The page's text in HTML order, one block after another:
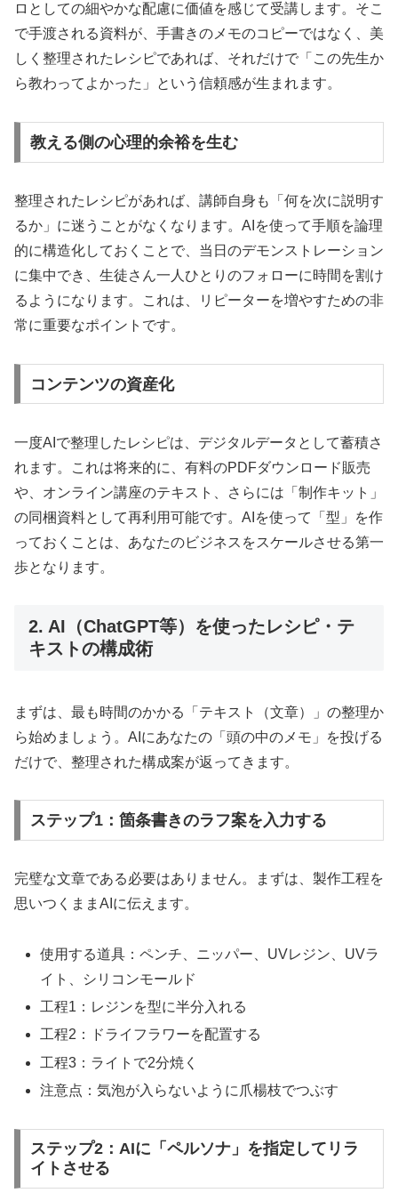
ロとしての細やかな配慮に価値を感じて受講します。そこ
で手渡される資料が、手書きのメモのコピーではなく、美
しく整理されたレシピであれば、それだけで「この先生か
ら教わってよかった」という信頼感が生まれます。
教える側の心理的余裕を生む
整理されたレシピがあれば、講師自身も「何を次に説明す
るか」に迷うことがなくなります。AIを使って手順を論理
的に構造化しておくことで、当日のデモンストレーション
に集中でき、生徒さん一人ひとりのフォローに時間を割け
るようになります。これは、リピーターを増やすための非
常に重要なポイントです。
コンテンツの資産化
一度AIで整理したレシピは、デジタルデータとして蓄積さ
れます。これは将来的に、有料のPDFダウンロード販売
や、オンライン講座のテキスト、さらには「制作キット」
の同梱資料として再利用可能です。AIを使って「型」を作
っておくことは、あなたのビジネスをスケールさせる第一
歩となります。
2. AI（ChatGPT等）を使ったレシピ・テ
キストの構成術
まずは、最も時間のかかる「テキスト（文章）」の整理か
ら始めましょう。AIにあなたの「頭の中のメモ」を投げる
だけで、整理された構成案が返ってきます。
ステップ1：箇条書きのラフ案を入力する
完璧な文章である必要はありません。まずは、製作工程を
思いつくままAIに伝えます。
使用する道具：ペンチ、ニッパー、UVレジン、UVラ
イト、シリコンモールド
工程1：レジンを型に半分入れる
工程2：ドライフラワーを配置する
工程3：ライトで2分焼く
注意点：気泡が入らないように爪楊枝でつぶす
ステップ2：AIに「ペルソナ」を指定してリラ
イトさせる